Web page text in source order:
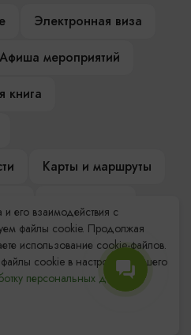
Электронная виза
Афиша мероприятий
книга
Карты и маршруты
Музеи
его взаимодействия с
файлы cookie. Продолжая
использование cookie-файлов.
cookie в настройках Вашего
персональных данных.